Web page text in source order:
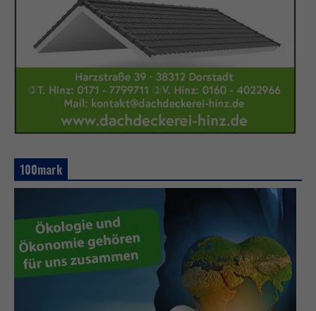
100mark